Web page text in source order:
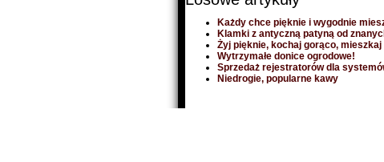
Każdy chce pięknie i wygodnie
Klamki z antyczną patyną od
Żyj pięknie, kochaj gorąco,
Wytrzymałe donice ogrodowe!
Sprzedaż rejestratorów dla
Niedrogie, popularne kawy